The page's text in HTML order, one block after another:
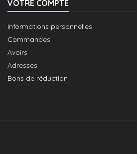
VOTRE COMPTE
Informations personnelles
Commandes
Avoirs
Adresses
Bons de réduction